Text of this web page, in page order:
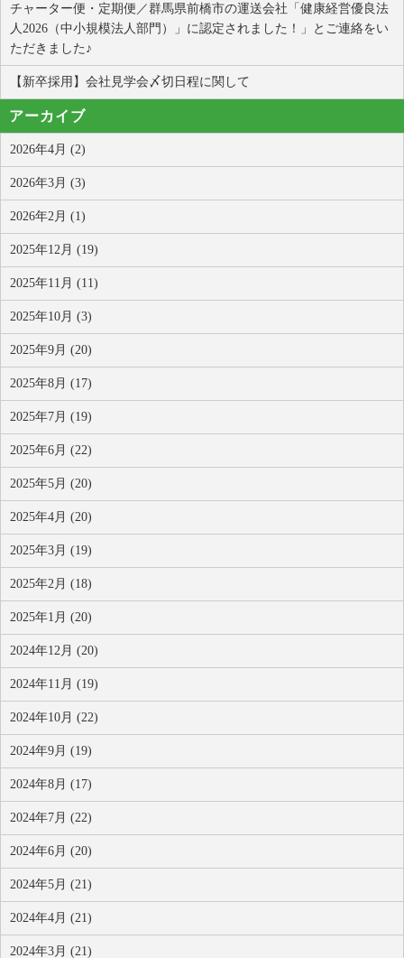
チャーター便・定期便／群馬県前橋市の運送会社「健康経営優良法
人2026（中小規模法人部門）」に認定されました！」とご連絡をい
ただきました♪
【新卒採用】会社見学会〆切日程に関して
アーカイブ
2026年4月 (2)
2026年3月 (3)
2026年2月 (1)
2025年12月 (19)
2025年11月 (11)
2025年10月 (3)
2025年9月 (20)
2025年8月 (17)
2025年7月 (19)
2025年6月 (22)
2025年5月 (20)
2025年4月 (20)
2025年3月 (19)
2025年2月 (18)
2025年1月 (20)
2024年12月 (20)
2024年11月 (19)
2024年10月 (22)
2024年9月 (19)
2024年8月 (17)
2024年7月 (22)
2024年6月 (20)
2024年5月 (21)
2024年4月 (21)
2024年3月 (21)